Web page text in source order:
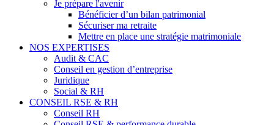
Je prépare l'avenir
Bénéficier d’un bilan patrimonial
Sécuriser ma retraite
Mettre en place une stratégie matrimoniale
NOS EXPERTISES
Audit & CAC
Conseil en gestion d’entreprise
Juridique
Social & RH
CONSEIL RSE & RH
Conseil RH